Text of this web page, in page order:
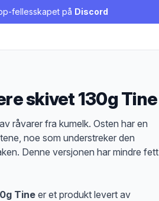
fellesskapet på Discord
skivet 130g Tine
råvarer fra kumelk. Osten har en
noe som understreker den
Denne versjonen har mindre fett
Tine er et produkt levert av